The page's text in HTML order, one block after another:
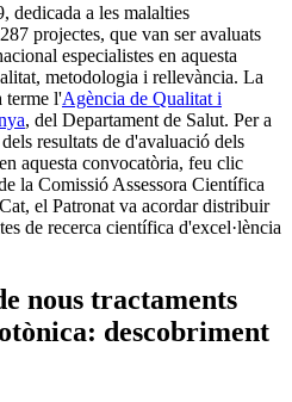
dedicada a les malalties
projectes, que van ser avaluats
especialistes en aquesta
metodologia i rellevància. La
terme l'Agència de Qualitat i
, del Departament de Salut. Per a
resultats de d'avaluació dels
aquesta convocatòria, feu clic
la Comissió Assessora Científica
el Patronat va acordar distribuir
de recerca científica d'excel·lència
nous tractaments
descobriment